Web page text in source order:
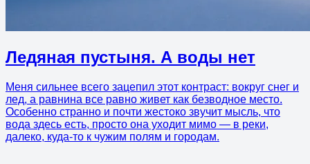
Ледяная пустыня. А воды нет
Меня сильнее всего зацепил этот контраст: вокруг снег и
лед, а равнина все равно живет как безводное место.
Особенно странно и почти жестоко звучит мысль, что
вода здесь есть, просто она уходит мимо — в реки,
далеко, куда-то к чужим полям и городам.